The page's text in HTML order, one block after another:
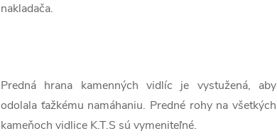
nakladača.
Predná hrana kamenných vidlíc je vystužená, aby
odolala ťažkému namáhaniu. Predné rohy na všetkých
kameňoch vidlice K.T.S sú vymeniteľné.